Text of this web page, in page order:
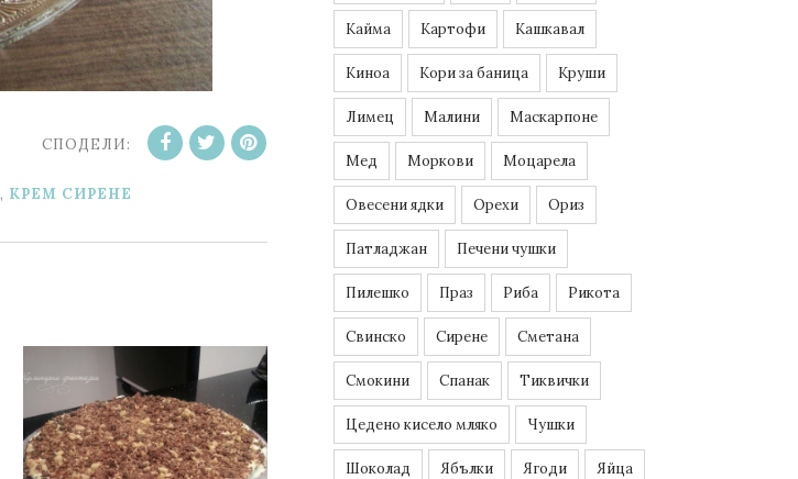
СПОДЕЛИ:
, KРЕМ СИРЕНЕ
Кайма Картофи Кашкавал
Киноа Кори за баница Круши
Лимец Малини Маскарпоне
Мед Моркови Моцарела
Овесени ядки Орехи Ориз
Патладжан Печени чушки
Пилешко Праз Риба Рикота
Свинско Сирене Сметана
Смокини Спанак Тиквички
Цедено кисело мляко Чушки
Шоколад Ябълки Ягоди Яйца